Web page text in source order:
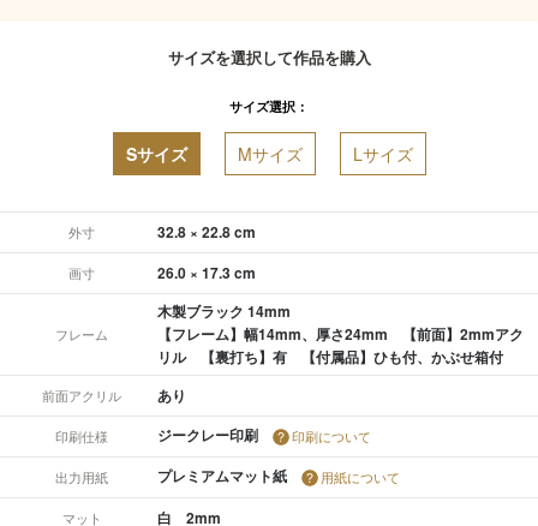
サイズを選択して作品を購入
サイズ選択：
Sサイズ Mサイズ Lサイズ
外寸 32.8 × 22.8 cm
画寸 26.0 × 17.3 cm
フレーム
木製ブラック 14mm
【フレーム】幅14mm、厚さ24mm 【前面】2mmアク
リル 【裏打ち】有 【付属品】ひも付、かぶせ箱付
前面アクリル あり
印刷仕様 ジークレー印刷 印刷について
出力用紙 プレミアムマット紙 用紙について
マット 白 2mm